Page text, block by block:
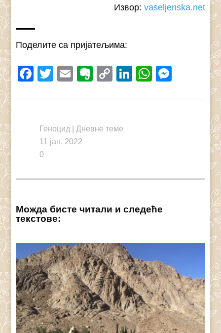
Извор: vaseljenska.net
Поделите са пријатељима:
Facebook
Twitter
EmailEvernote
CopyLinkedIn
Геноцид
Дневне теме
11 јан, 2022
0
Можда бисте читали и следеће
текстове: